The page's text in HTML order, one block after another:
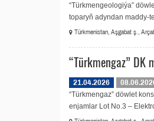
“Türkmengeologiýa”
toparyň adyndan maddy-
Türkmenistan, Aşgabat ş.,
“Türkmengaz”
21.04.2026
“Türkmengaz” döwlet
enjamlar Lot No.3 –